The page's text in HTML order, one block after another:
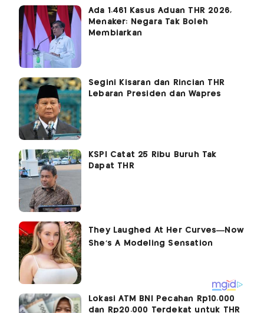
Ada 1.461 Kasus Aduan THR 2026,
Menaker: Negara Tak Boleh
Membiarkan
Segini Kisaran dan Rincian THR
Lebaran Presiden dan Wapres
KSPI Catat 25 Ribu Buruh Tak
Dapat THR
Lokasi ATM BNI Pecahan Rp10.000
dan Rp20.000 Terdekat untuk THR